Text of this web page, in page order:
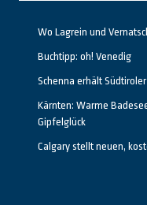
Wo Lagrein und
Buchtipp: oh! Venedig
Schenna erhält
Kärnten: Warme
Gipfelglück
Calgary stellt neuen,